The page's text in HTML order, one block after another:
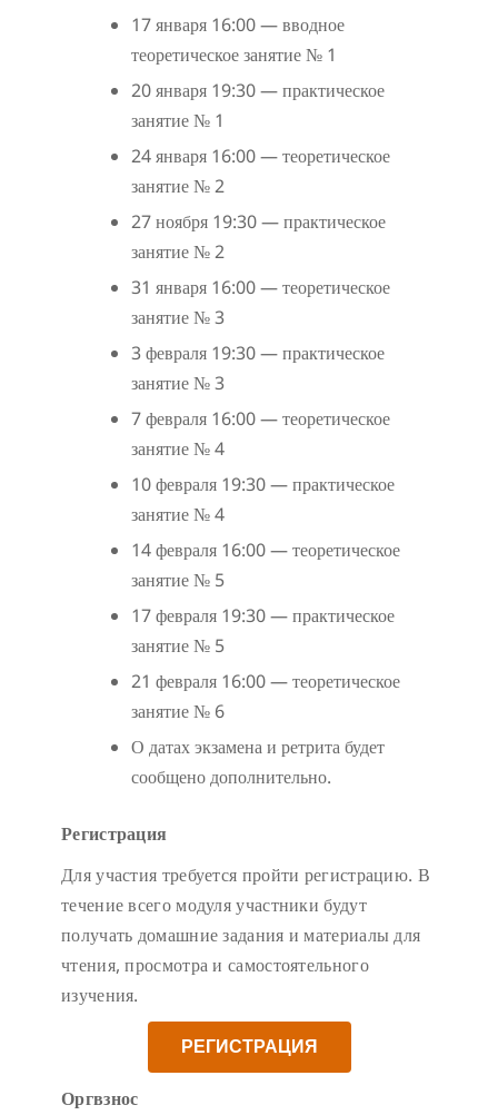
17 января 16:00 — вводное
теоретическое занятие № 1
20 января 19:30 — практическое
занятие № 1
24 января 16:00 — теоретическое
занятие № 2
27 ноября 19:30 — практическое
занятие № 2
31 января 16:00 — теоретическое
занятие № 3
3 февраля 19:30 — практическое
занятие № 3
7 февраля 16:00 — теоретическое
занятие № 4
10 февраля 19:30 — практическое
занятие № 4
14 февраля 16:00 — теоретическое
занятие № 5
17 февраля 19:30 — практическое
занятие № 5
21 февраля 16:00 — теоретическое
занятие № 6
О датах экзамена и ретрита будет
сообщено дополнительно.
Регистрация
Для участия требуется пройти регистрацию. В
течение всего модуля участники будут
получать домашние задания и материалы для
чтения, просмотра и самостоятельного
изучения.
РЕГИСТРАЦИЯ
Оргвзнос